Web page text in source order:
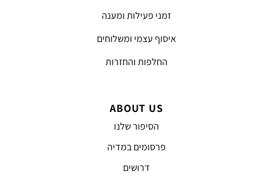
זמני פעילות ומענה
איסוף עצמי ומשלוחים
החלפות והחזרות
ABOUT US
הסיפור שלנו
פרסומים במדיה
דרושים